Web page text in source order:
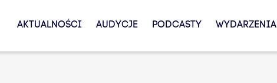
AKTUALNOŚCI AUDYCJE PODCASTY WYDARZENIA